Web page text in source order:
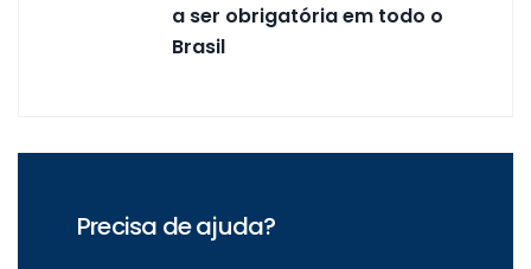
a ser obrigatória em todo o
Brasil
Precisa de ajuda?